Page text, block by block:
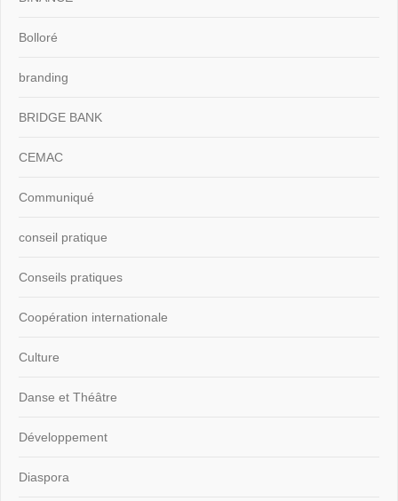
Bolloré
branding
BRIDGE BANK
CEMAC
Communiqué
conseil pratique
Conseils pratiques
Coopération internationale
Culture
Danse et Théâtre
Développement
Diaspora